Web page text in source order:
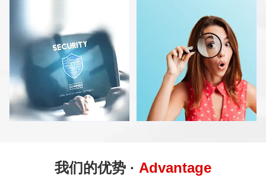
2023SR0885939），通过协
议终身授权给客户使用
地人）+IAWCMS著作权人三
重联带担保机制，确保网站终
身有人维护。
网站从底层预防Sql注入、
强大后台SEO功能，关键词
我们的优势 · Advantage